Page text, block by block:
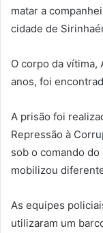
matar a
cidade de
O corpo da vítima,
anos, foi
A prisão foi
Repressão à
sob o comando
mobilizou
As equipes
utilizaram um